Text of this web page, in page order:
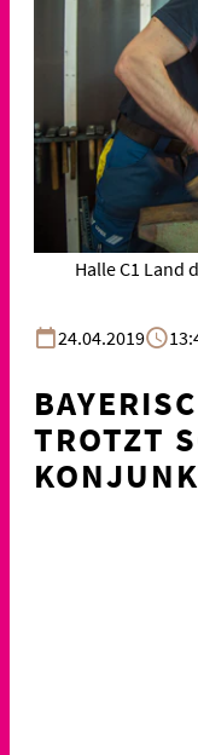
Halle C1 Land
24.04.2019
TROTZT